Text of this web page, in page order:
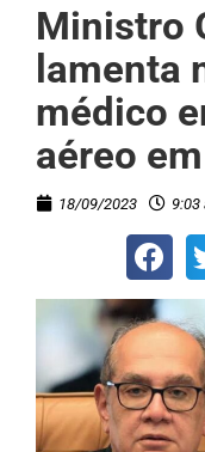
Ministro
lamenta
médico
aéreo
18/09/2023 9:03